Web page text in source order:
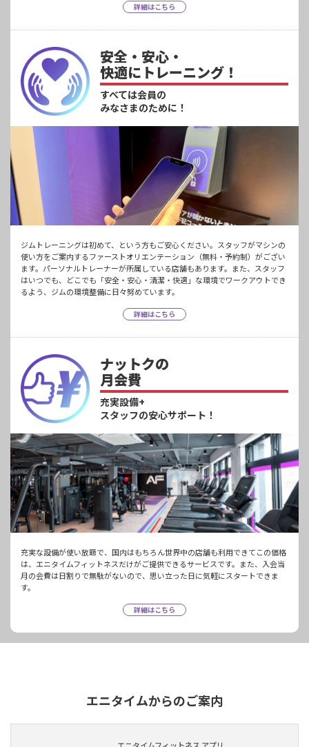
詳細はこちら
安全・安心・
快適にトレーニング！
すべては会員の
みなさまのために！
ジムトレーニングは初めて、という方もご安心ください。スタッフがマシンの
使い方をご案内するファーストオリエンテーション（無料・予約制）がござい
ます。パーソナルトレーナーが所属している店舗もあります。また、スタッフ
はいつでも、どこでも「安全・安心・清潔・快適」な環境でワークアウトでき
るよう、ジムの環境整備に日々努めています。
詳細はこちら
ナットクの
月会費
充実設備+
スタッフの安心サポート！
充実な設備が使い放題で、国内はもちろん世界中の店舗も利用できてこの価格
は、エニタイムフィットネスだけがご提供できるサービスです。また、入会当
月の会費は日割りで無駄がないので、思い立った日に気軽にスタートできま
す。
詳細はこちら
エニタイムからのご案内